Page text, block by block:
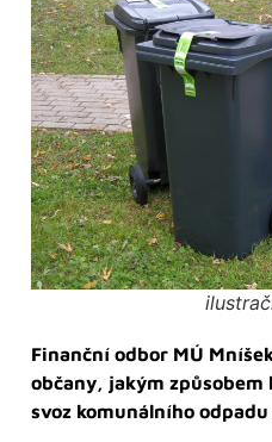
Finanční odbor MÚ
občany, jakým
svoz komunálního